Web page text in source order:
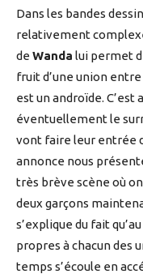
Dans les bandes
relativement
de Wanda lui permet
fruit d’une union
est un androïde. C’est
éventuellement le
vont faire leur entrée
annonce nous
très brève scène où
deux garçons
s’explique du fait
propres à chacun des
temps s’écoule en